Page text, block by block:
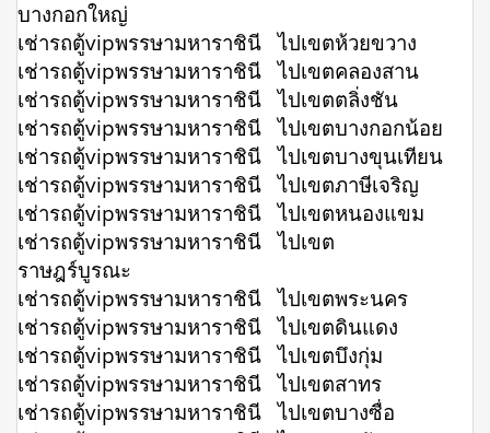
บางกอกใหญ่
เช่ารถตู้vipพรรษามหาราชินี ไปเขตห้วยขวาง
เช่ารถตู้vipพรรษามหาราชินี ไปเขตคลองสาน
เช่ารถตู้vipพรรษามหาราชินี ไปเขตตลิ่งชัน
เช่ารถตู้vipพรรษามหาราชินี ไปเขตบางกอกน้อย
เช่ารถตู้vipพรรษามหาราชินี ไปเขตบางขุนเทียน
เช่ารถตู้vipพรรษามหาราชินี ไปเขตภาษีเจริญ
เช่ารถตู้vipพรรษามหาราชินี ไปเขตหนองแขม
เช่ารถตู้vipพรรษามหาราชินี ไปเขต
ราษฎร์บูรณะ
เช่ารถตู้vipพรรษามหาราชินี ไปเขตพระนคร
เช่ารถตู้vipพรรษามหาราชินี ไปเขตดินแดง
เช่ารถตู้vipพรรษามหาราชินี ไปเขตบึงกุ่ม
เช่ารถตู้vipพรรษามหาราชินี ไปเขตสาทร
เช่ารถตู้vipพรรษามหาราชินี ไปเขตบางซื่อ